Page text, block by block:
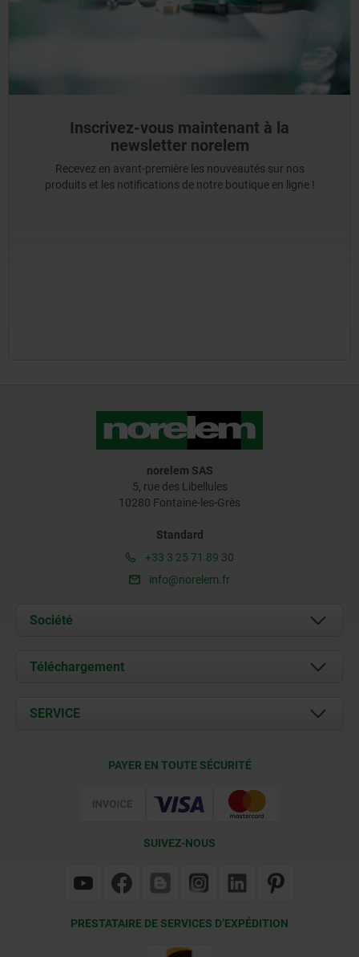
Inscrivez-vous maintenant à la
newsletter norelem
Recevez en avant-première les nouveautés sur nos
produits et les notifications de notre boutique en ligne !
norelem SAS
5, rue des Libellules
10280 Fontaine-les-Grès
Standard
+33 3 25 71 89 30
info@norelem.fr
Société
À propos de nous
Contact
Téléchargement
Documents
SERVICE
PAYER EN TOUTE SÉCURITÉ
SUIVEZ-NOUS
PRESTATAIRE DE SERVICES D’EXPÉDITION